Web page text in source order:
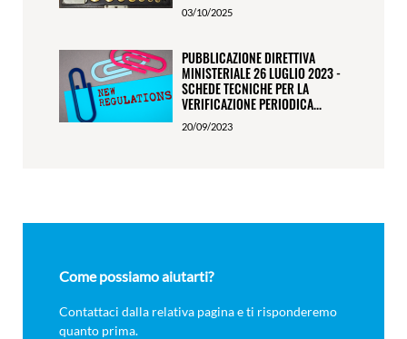
03/10/2025
PUBBLICAZIONE DIRETTIVA
MINISTERIALE 26 LUGLIO 2023 -
SCHEDE TECNICHE PER LA
VERIFICAZIONE PERIODICA...
20/09/2023
Come possiamo aiutarti?
Contattaci dalla relativa pagina e ti risponderemo
quanto prima.